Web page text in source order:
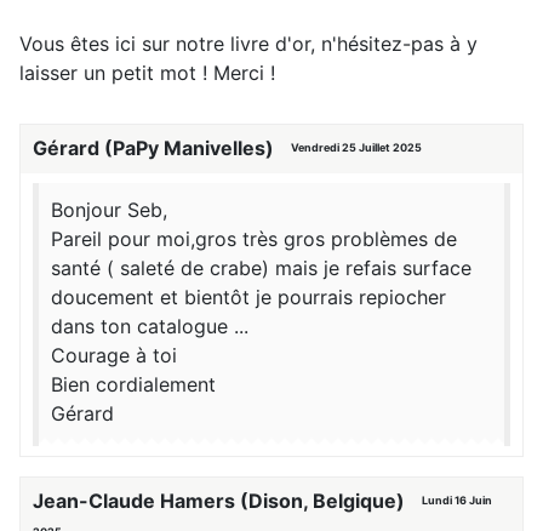
Vous êtes ici sur notre livre d'or, n'hésitez-pas à y
laisser un petit mot ! Merci !
Gérard (PaPy Manivelles) Vendredi 25 Juillet 2025
Bonjour Seb,
Pareil pour moi,gros très gros problèmes de
santé ( saleté de crabe) mais je refais surface
doucement et bientôt je pourrais repiocher
dans ton catalogue ...
Courage à toi
Bien cordialement
Gérard
Jean-Claude Hamers (Dison, Belgique) Lundi 16 Juin